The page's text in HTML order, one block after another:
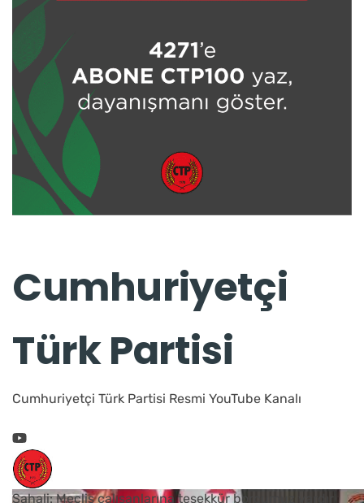
Cumhuriyetçi
Türk Partisi
Cumhuriyetçi Türk Partisi Resmi YouTube Kanalı
Şahali: Meclis çalışanlarına teşekkür borcumuz vardır